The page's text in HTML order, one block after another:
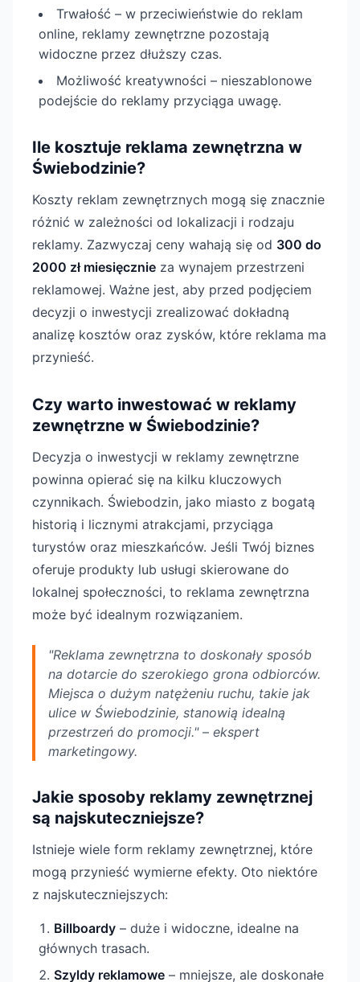
Trwałość – w przeciwieństwie do reklam
online, reklamy zewnętrzne pozostają
widoczne przez dłuższy czas.
Możliwość kreatywności – nieszablonowe
podejście do reklamy przyciąga uwagę.
Ile kosztuje reklama zewnętrzna w
Świebodzinie?
Koszty reklam zewnętrznych mogą się znacznie
różnić w zależności od lokalizacji i rodzaju
reklamy. Zazwyczaj ceny wahają się od 300 do
2000 zł miesięcznie za wynajem przestrzeni
reklamowej. Ważne jest, aby przed podjęciem
decyzji o inwestycji zrealizować dokładną
analizę kosztów oraz zysków, które reklama ma
przynieść.
Czy warto inwestować w reklamy
zewnętrzne w Świebodzinie?
Decyzja o inwestycji w reklamy zewnętrzne
powinna opierać się na kilku kluczowych
czynnikach. Świebodzin, jako miasto z bogatą
historią i licznymi atrakcjami, przyciąga
turystów oraz mieszkańców. Jeśli Twój biznes
oferuje produkty lub usługi skierowane do
lokalnej społeczności, to reklama zewnętrzna
może być idealnym rozwiązaniem.
"Reklama zewnętrzna to doskonały sposób
na dotarcie do szerokiego grona odbiorców.
Miejsca o dużym natężeniu ruchu, takie jak
ulice w Świebodzinie, stanowią idealną
przestrzeń do promocji." – ekspert
marketingowy.
Jakie sposoby reklamy zewnętrznej
są najskuteczniejsze?
Istnieje wiele form reklamy zewnętrznej, które
mogą przynieść wymierne efekty. Oto niektóre
z najskuteczniejszych:
Billboardy – duże i widoczne, idealne na
głównych trasach.
Szyldy reklamowe – mniejsze, ale doskonałe